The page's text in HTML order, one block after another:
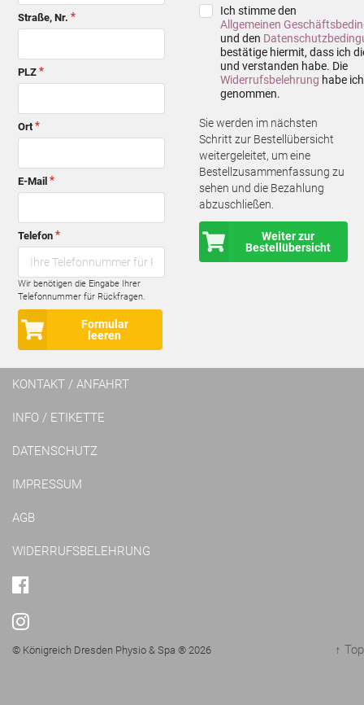
Straße, Nr.
PLZ
Ort
E-Mail
Telefon
Wir benötigen die Eingabe Ihrer
Telefonnummer für Rückfragen.
Formular
leeren
Ich stimme den
Allgemeinen
und den
bestätige hiermit, dass ich
und verstanden habe. Die
Widerrufsbelehrung habe
genommen.
Sie werden im nächsten
Schritt zur Bestellübersicht
weitergeleitet, um eine
Bestellzusammenfassung zu
sehen und die Bezahlung
abzuschließen.
Weiter zur
Bestellübersicht
KONTAKT / ANFAHRT
INFO / ETIKETTE
DATENSCHUTZ
IMPRESSUM
AGB
WIDERRUFSBELEHRUNG
INSTAGRAM
↑ Top
© Königreich Dresden Physio & Spa ® 2026